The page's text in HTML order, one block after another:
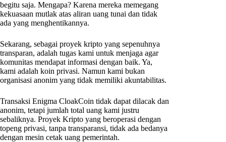
begitu saja. Mengapa? Karena mereka memegang
kekuasaan mutlak atas aliran uang tunai dan tidak
ada yang menghentikannya.
Sekarang, sebagai proyek kripto yang sepenuhnya
transparan, adalah tugas kami untuk menjaga agar
komunitas mendapat informasi dengan baik. Ya,
kami adalah koin privasi. Namun kami bukan
organisasi anonim yang tidak memiliki akuntabilitas.
Transaksi Enigma CloakCoin tidak dapat dilacak dan
anonim, tetapi jumlah total uang kami justru
sebaliknya. Proyek Kripto yang beroperasi dengan
topeng privasi, tanpa transparansi, tidak ada bedanya
dengan mesin cetak uang pemerintah.